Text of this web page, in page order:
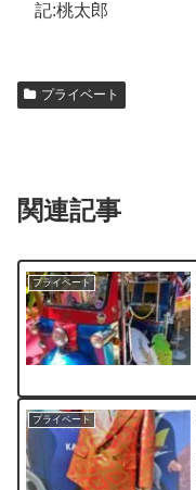
記:桃太郎
プライベート
関連記事
プライベート
プライベート